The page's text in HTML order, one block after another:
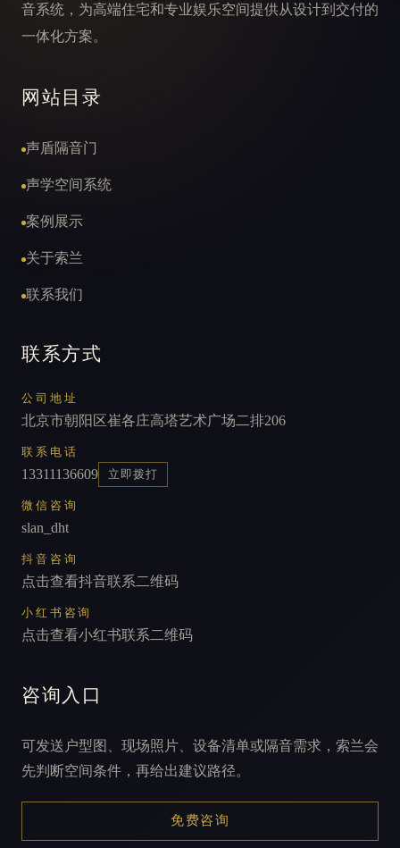
音系统，为高端住宅和专业娱乐空间提供从设计到交付的
一体化方案。
网站目录
声盾隔音门
声学空间系统
案例展示
关于索兰
联系我们
联系方式
公司地址
北京市朝阳区崔各庄高塔艺术广场二排206
联系电话
13311136609 立即拨打
微信咨询
slan_dht
抖音咨询
点击查看抖音联系二维码
小红书咨询
点击查看小红书联系二维码
咨询入口
可发送户型图、现场照片、设备清单或隔音需求，索兰会
先判断空间条件，再给出建议路径。
免费咨询